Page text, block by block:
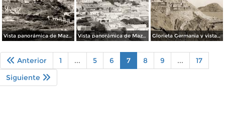
Vista panorámica de Mazatlán, desde el cerro del Vigía Vista panorámica de Mazatlán Glorieta Germania y vista al poniente
Anterior 1 ... 5 6 7 8 9 ...
17
Siguiente